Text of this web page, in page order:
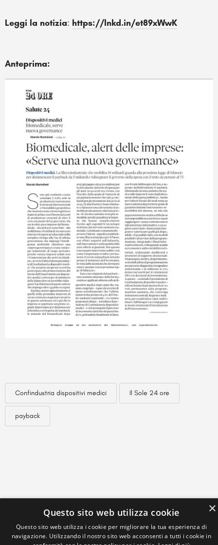
Leggi la notizia: https://lnkd.in/et89xWwK
Anteprima:
Confindustria dispositivi medici Il Sole 24 ore
payback
×
Questo sito web utilizza cookie
Questo sito web utilizza i cookie per migliorare la tua esperienza di
navigazione. Utilizzando il nostro sito web acconsenti a tutti i cookie in